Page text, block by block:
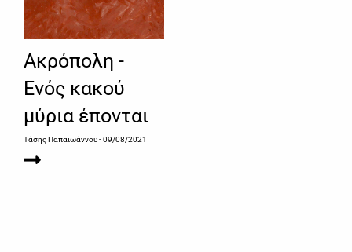
Ακρόπολη -
Ενός κακού
μύρια έπονται
Τάσης Παπαϊωάννου- 09/08/2021